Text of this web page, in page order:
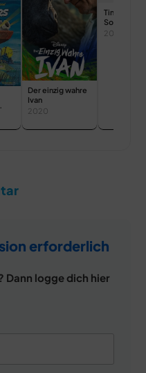
Der einzig wahre
Ivan
2020
Tinker Bell
Sommer
Abenteuer
2010
erforderlich
Dann logge dich hier